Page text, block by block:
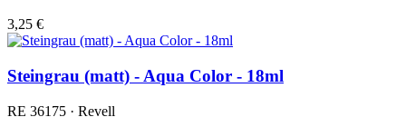
3,25 €
Steingrau (matt) - Aqua Color - 18ml
RE 36175 · Revell